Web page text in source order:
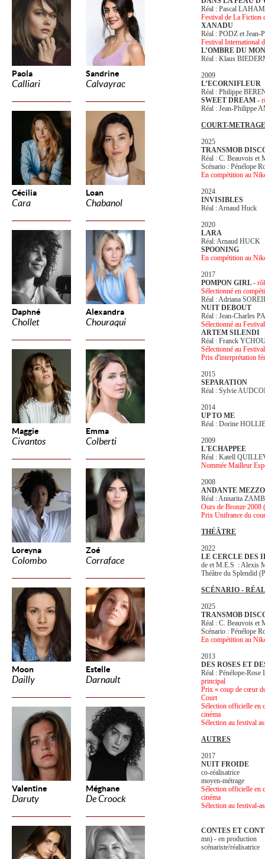
Paola
Calliari
Sandrine
Calvayrac
Cécilia
Cara
Loan
Chabanol
Daphné
Chollet
Alexandra
Chouraqui
Maggie
Civantos
Emma
Colberti
Loreyna
Colombo
Zoé
Corraface
Moon
Dailly
Estelle
Darnault
Valentine
Daruty
Méghane
De Croock
Réal : Pascal
Festival de La Fiction
XANADU
Réal : PODZ et
Festival International
L’OMBRE DU
Réal : Klaus
2009
L’ECORNIFLEUR
Réal : Philippe
SWEET DREAM -
Réal : Jean-Philippe
COURT-METRAGE
2025
TRANSMOB
Réal : C. Beauvois et
Scénario : Pénélope
En compétition au
2024
INVISIBLES
Réal : Arnaud Huck
2020
LARA
Réal: Arnaud HUCK
SPOONING
En compétition au
2017
POMPON GIRL-
Sélectionné en
Réal : Adriana
NUIT DEBOUT
Réal : Jean-Charles
Sélectionné au
ARTEM SILENDI
Réal : Franck
Sélectionné au
Prix d'interprétation
2015
SEPARATION
Réal : Sylvie
2014
UP TO ME
Réal : Dorine
2009
L'ECHAPPEE
Réal : Katell
Nommée Mailleur
2008
ANDANTE
Réal : Annarita
Ours de Bronze 2008
Prix Unifrance du
THÉÂTRE
2022
LE CERCLE DES
de et M.E.S :
Théâtre du Splendid
SCÉNARIO -
2025
TRANSMOB
Réal : C. Beauvois et
Scénario : Pénélope
En compétition au
2013
DES ROSES ET
Réal : Pénélope-
principal
Prix « coup de cœur
Court
Sélection officielle en
cinéma
Sélection au festival
AUTRES
2017
NUIT FROIDE
co-réalisatrice
moyen-métrage
Sélection officielle en
cinéma
Sélection au festival-
CONTES ET
mn) - en production
scénariste/réalisatrice